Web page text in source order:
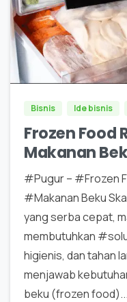
Bisnis Ide bisnis
Frozen Food
Makanan
#Pugur – #Frozen
#Makanan Beku
yang serba cepat,
membutuhkan
higienis, dan tahan
menjawab
beku (frozen